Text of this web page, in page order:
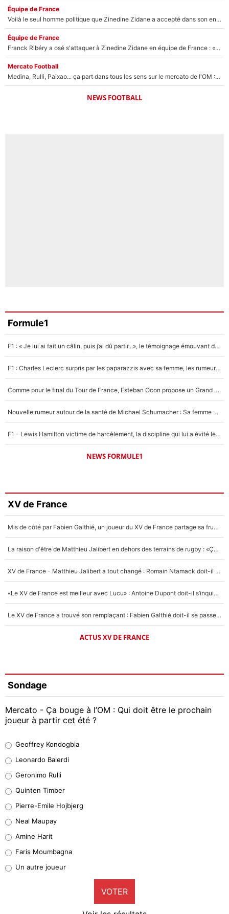
Équipe de France
Voilà le seul homme politique que Zinedine Zidane a accepté dans son entourage : «Je garde un très bon souvenir de lui»
Équipe de France
Franck Ribéry a osé s'attaquer à Zinedine Zidane en équipe de France : «Je n'aurais jamais fait ça»
Mercato Football
Medina, Rulli, Paixao... ça part dans tous les sens sur le mercato de l'OM : Frank McCourt va enfin récupérer l'argent qu'il attend ?
NEWS FOOTBALL
Formule1
F1 : « Je lui ai fait un câlin, puis j’ai dû partir...», le témoignage émouvant de Max Verstappen sur sa fille
F1 : Charles Leclerc surpris par les paparazzis avec sa femme, les rumeurs étaient vraies !
Comme pour le final du Tour de France, Esteban Ocon propose un Grand Prix de Formule 1 à Paris : «Autour de l’Arc de Triomphe, ce serait génial» !
Nouvelle rumeur autour de la santé de Michael Schumacher : Sa femme Corinna sort du silence
F1 - Lewis Hamilton victime de harcèlement, la discipline qui lui a évité le pire : «J'aurais probablement mal tourné»
NEWS FORMULE1
XV de France
Mis de côté par Fabien Galthié, un joueur du XV de France partage sa frustration : «ils ne me l’ont pas dit tout de suite»
La raison d'être de Matthieu Jalibert en dehors des terrains de rugby : «Ça m'atteint autant que si tu touches à un membre de ma famille»
XV de France - Matthieu Jalibert a tout changé : Romain Ntamack doit-il s’inquiéter pour sa place à un an de la Coupe du monde ?
«Le XV de France est meilleur avec Lucu» : Antoine Dupont doit-il s’inquiéter pour sa place ?
Le XV de France a trouvé son remplaçant : Fabien Galthié doit-il se passer d'Antoine Dupont ?
ACTUS XV DE FRANCE
Sondage
Mercato - Ça bouge à l’OM : Qui doit être le prochain
joueur à partir cet été ?
38%
32%
5%
1%
9%
Geoffrey Kondogbia
Leonardo Balerdi
Geronimo Rulli
Quinten Timber
Pierre-Emile Hojbjerg
Neal Maupay
Amine Harit
Faris Moumbagna
Un autre joueur
VOTER